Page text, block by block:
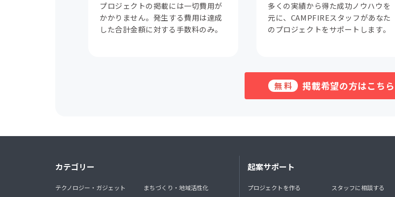
プロジェクトの掲載には一切費用が
かかりません。発生する費用は達成
した合計金額に対する手数料のみ。
多くの実績から得た成功ノウハウを
元に、CAMPFIREスタッフがあなた
のプロジェクトをサポートします。
無料 掲載希望の方はこちら
カテゴリー
テクノロジー・ガジェット
まちづくり・地域活性化
起案サポート
プロジェクトを作る
スタッフに相談する